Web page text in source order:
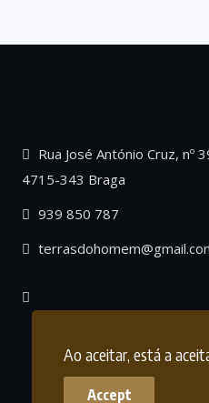
Ao aceitar, está a
Accept
Rua José António Cruz, nº
4715-343 Braga
939 850 787